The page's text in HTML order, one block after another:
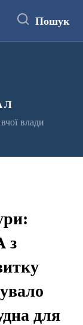
Пошук
влади
з
для